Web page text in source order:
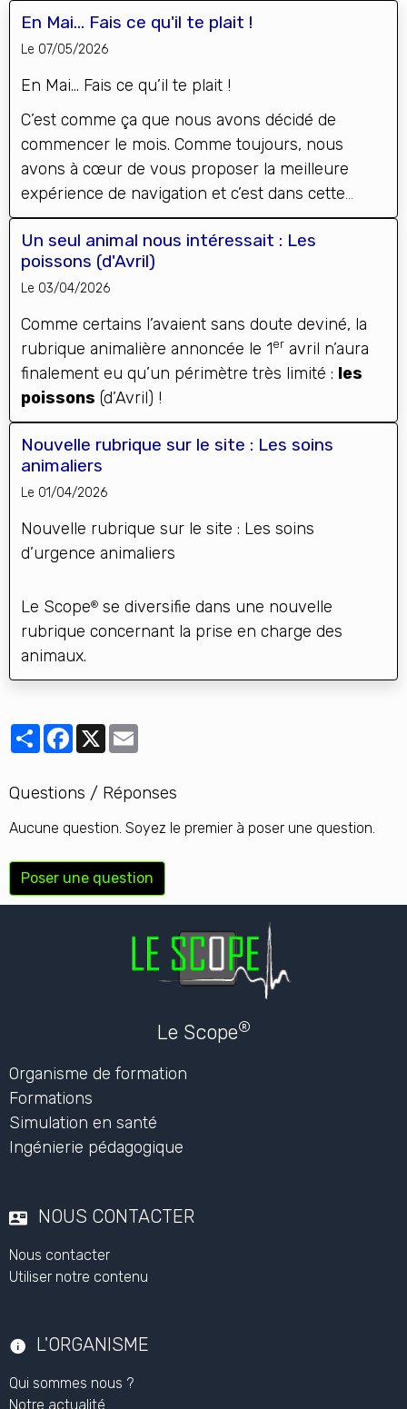
En Mai... Fais ce qu'il te plait !
Le 07/05/2026
En Mai… Fais ce qu’il te plait !
C’est comme ça que nous avons décidé de
commencer le mois. Comme toujours, nous
avons à cœur de vous proposer la meilleure
expérience de navigation et c’est dans cette
optique que nous avons retravaillé certaines de
nos pages…
Un seul animal nous intéressait : Les
poissons (d'Avril)
Le 03/04/2026
Comme certains l’avaient sans doute deviné, la
rubrique animalière annoncée le 1er avril n’aura
finalement eu qu’un périmètre très limité : les
poissons (d’Avril) !
Nouvelle rubrique sur le site : Les soins
animaliers
Le 01/04/2026
Nouvelle rubrique sur le site : Les soins
d’urgence animaliers
Le Scope® se diversifie dans une nouvelle
rubrique concernant la prise en charge des
animaux.
PartagerFacebook
X
Questions / Réponses
Aucune question. Soyez le premier à poser une question.
Poser une question
Le Scope®
Organisme de formation
Formations
Simulation en santé
Ingénierie pédagogique
NOUS CONTACTER
Nous contacter
Utiliser notre contenu
L'ORGANISME
Qui sommes nous ?
Notre actualité